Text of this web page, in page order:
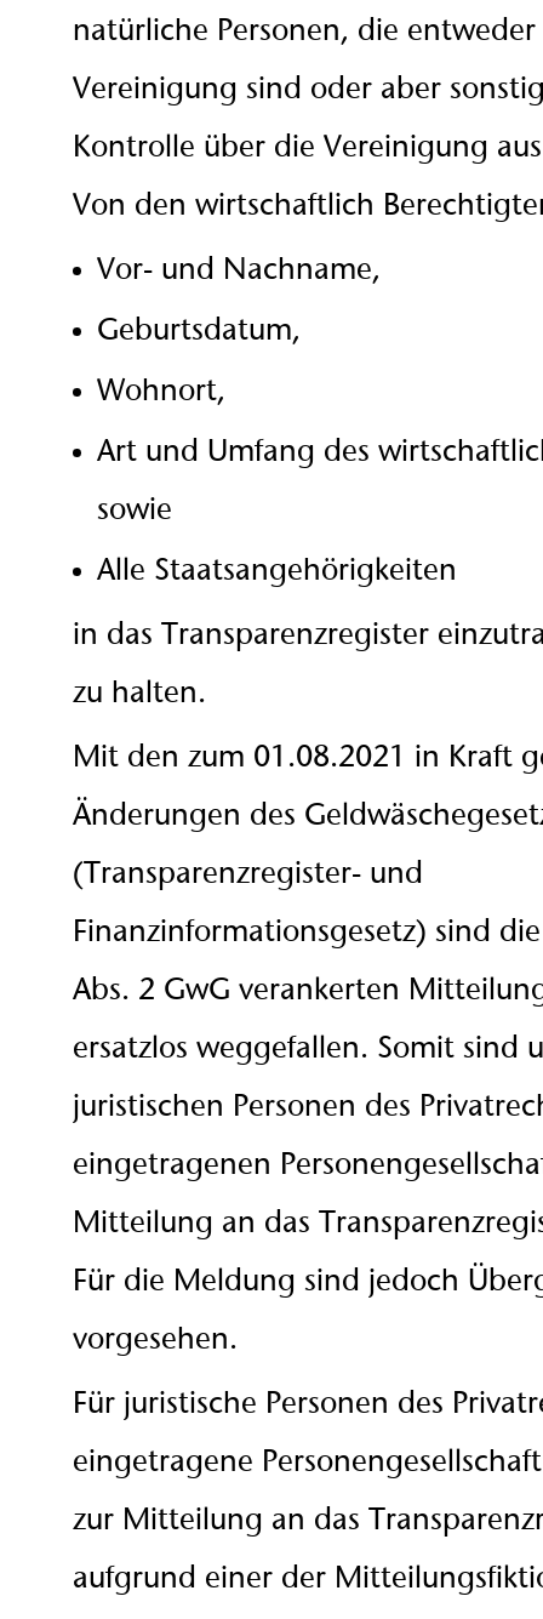
natürliche Personen, die
Vereinigung sind oder aber
Kontrolle über die Vereinigung
Von den wirtschaftlich
Vor- und Nachname,
Geburtsdatum,
Wohnort,
Art und Umfang des
sowie
Alle Staatsangehörigkeiten
in das Transparenzregister
zu halten.
Mit den zum 01.08.2021 in Kraft
Änderungen des
(Transparenzregister- und
Finanzinformationsgesetz) sind
Abs. 2 GwG verankerten
ersatzlos weggefallen. Somit sind
juristischen Personen des
eingetragenen
Mitteilung an das
Für die Meldung sind jedoch
vorgesehen.
Für juristische Personen des
eingetragene
zur Mitteilung an das
aufgrund einer der